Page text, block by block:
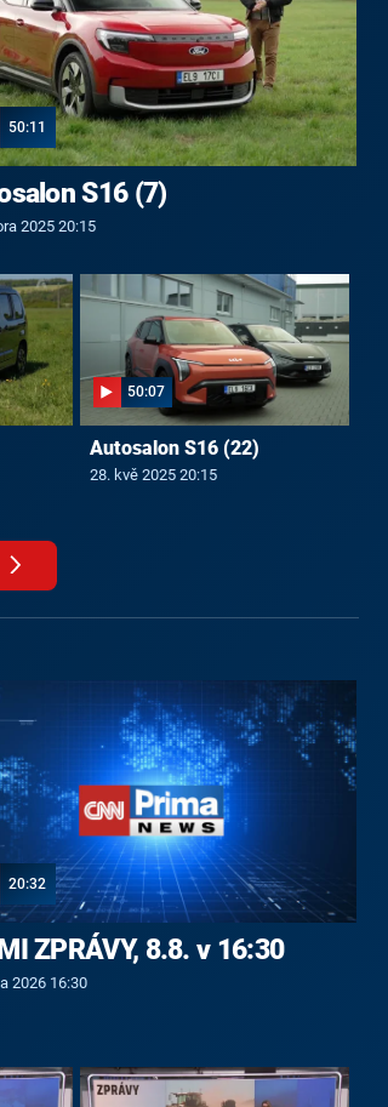
50:11
S16 (7)
2025 20:15
50:07
Autosalon S16 (22)
28. kvě 2025 20:15
20:32
ZPRÁVY, 8.8. v 16:30
2026 16:30